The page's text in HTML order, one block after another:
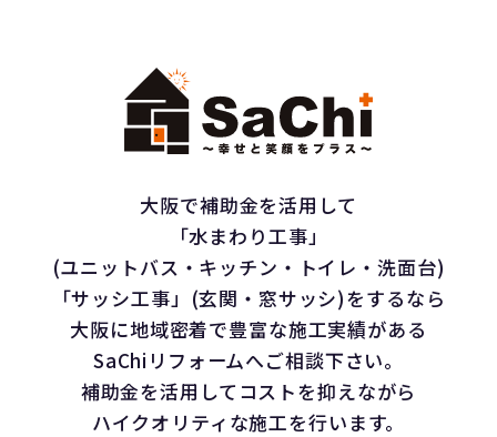
大阪で補助金を活用して
「水まわり工事」
(ユニットバス・キッチン・トイレ・洗面台)
「サッシ工事」(玄関・窓サッシ)をするなら
大阪に地域密着で豊富な施工実績がある
SaChiリフォームへご相談下さい。
補助金を活用してコストを抑えながら
ハイクオリティな施工を行います。